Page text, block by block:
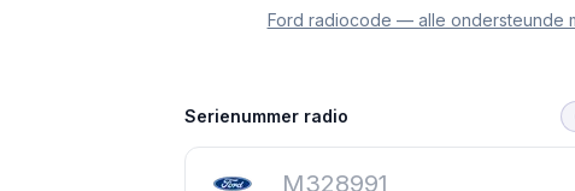
Ford radiocode — alle ondersteunde
Serienummer radio